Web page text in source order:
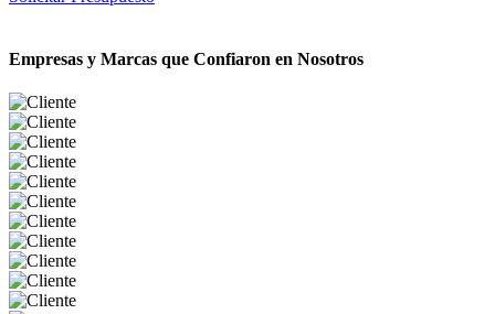
Empresas y Marcas que Confiaron en Nosotros